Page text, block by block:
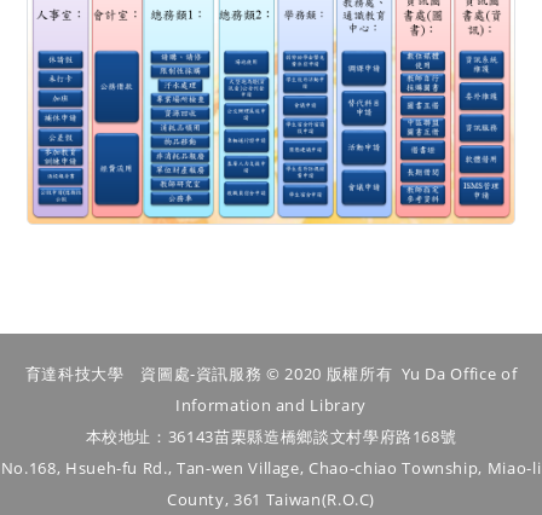
育達科技大學 資圖處-資訊服務 © 2020 版權所有 Yu Da Office of
Information and Library
本校地址：36143苗栗縣造橋鄉談文村學府路168號
No.168, Hsueh-fu Rd., Tan-wen Village, Chao-chiao Township, Miao-li
County, 361 Taiwan(R.O.C)